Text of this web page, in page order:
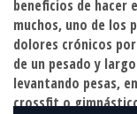
beneficios de hacer
muchos, uno de los
dolores crónicos
de un pesado y
levantando pesas,
crossfit o